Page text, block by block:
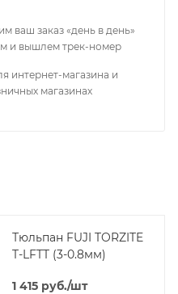
ваш заказ «день в день»
и вышлем трек-номер
интернет-магазина и
магазинах
Тюльпан FUJI TORZITE
T-LFTT (3-0.8мм)
1 415 руб./шт